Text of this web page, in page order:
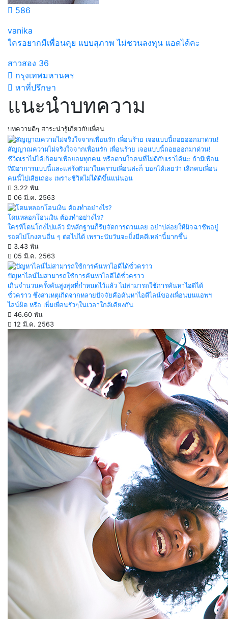
586
vanika
ใครอยากมีเพื่อนคุย แบบสุภาพ ไม่ชวนลงทุน แอดได้คะ
สาวสอง 36
กรุงเทพมหานคร
หาที่ปรึกษา
แนะนำบทความ
บทความดีๆ สาระน่ารู้เกี่ยวกับเพื่อน
สัญญาณความไม่จริงใจจากเพื่อนรัก เพื่อนร้าย เจอแบบนี้ถอยออกมาด่วน!
ชีวิตเราไม่ได้เกิดมาเพื่อยอมทุกคน หรือตามใจคนที่ไม่ดีกับเราได้นะ ถ้ามีเพื่อน
ที่มีอาการแบบนี้และแสร้งตัวมาในคราบเพื่อนล่ะก็ บอกได้เลยว่า เลิกคบเพื่อน
คนนี้ไปเสียเถอะ เพราะชีวิตไม่ได้ดีขึ้นแน่นอน
3.22 พัน
06 มี.ค. 2563
โดนหลอกโอนเงิน ต้องทำอย่างไร?
ใครที่โดนโกงไปแล้ว มีหลักฐานก็รีบจัดการด่วนเลย อย่าปล่อยให้มิจฉาชีพอยู่
รอดไปโกงคนอื่น ๆ ต่อไปได้ เพราะนับวันจะยิ่งมีคดีเหล่านี้มากขึ้น
3.43 พัน
05 มี.ค. 2563
ปัญหาไลน์ไม่สามารถใช้การค้นหาไอดีได้ชั่วคราว
เกินจำนวนครั้งค้นสูงสุดที่กำหนดไว้แล้ว ไม่สามารถใช้การค้นหาไอดีได้
ชั่วคราว ซึ่งสาเหตุเกิดจากหลายปัจจัยคือค้นหาไอดีไลน์ของเพื่อนบนแอพฯ
ไลน์ผิด หรือ เพิ่มเพื่อนรัวๆในเวลาใกล้เคียงกัน
46.60 พัน
12 มี.ค. 2563